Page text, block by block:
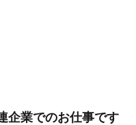
企業でのお仕事です